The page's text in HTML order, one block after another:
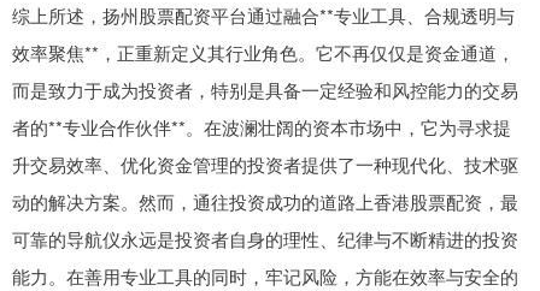
综上所述，扬州股票配资平台通过融合**专业工具、合规透明与
效率聚焦**，正重新定义其行业角色。它不再仅仅是资金通道，
而是致力于成为投资者，特别是具备一定经验和风控能力的交易
者的**专业合作伙伴**。在波澜壮阔的资本市场中，它为寻求提
升交易效率、优化资金管理的投资者提供了一种现代化、技术驱
动的解决方案。然而，通往投资成功的道路上香港股票配资，最
可靠的导航仪永远是投资者自身的理性、纪律与不断精进的投资
能力。在善用专业工具的同时，牢记风险，方能在效率与安全的